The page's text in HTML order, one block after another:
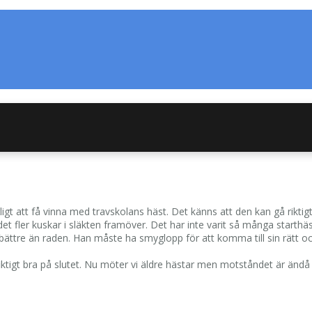
att få vinna med travskolans häst. Det känns att den kan gå
fler kuskar i släkten framöver. Det har inte varit så många
än raden. Han måste ha smyglopp för att komma till sin rätt
bra på slutet. Nu möter vi äldre hästar men motståndet är